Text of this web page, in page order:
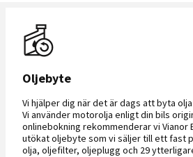
Oljebyte
Vi hjälper dig när det är dags att byta
Vi använder motorolja enligt din bils
onlinebokning rekommenderar vi
utökat oljebyte som vi säljer till ett fast
olja, oljefilter, oljeplugg och 29